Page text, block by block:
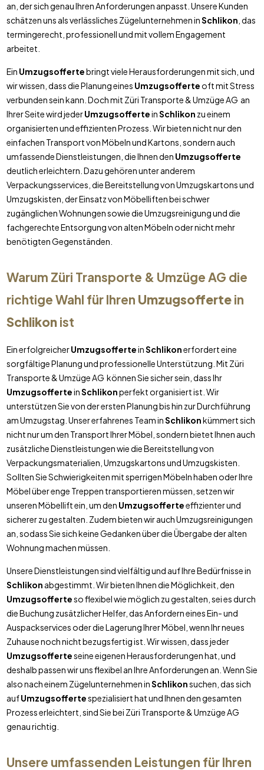
an, der sich genau Ihren Anforderungen anpasst. Unsere Kunden
schätzen uns als verlässliches Zügelunternehmen inSchlikon , das
termingerecht, professionell und mit vollem Engagement
arbeitet.
Ein Umzugsoffertebringt viele Herausforderungen mit sich, und
wir wissen, dass die Planung eines Umzugsofferteoft mit Stress
verbunden sein kann. Doch mit Züri Transporte & Umzüge AG an
Ihrer Seite wird jederUmzugsofferteinSchlikon zu einem
organisierten und effizienten Prozess. Wir bieten nicht nur den
einfachen Transport von Möbeln und Kartons, sondern auch
umfassende Dienstleistungen, die Ihnen den Umzugsofferte
deutlich erleichtern. Dazu gehören unter anderem
Verpackungsservices, die Bereitstellung von Umzugskartons und
Umzugskisten, der Einsatz von Möbelliften bei schwer
zugänglichen Wohnungen sowie die Umzugsreinigung und die
fachgerechte Entsorgung von alten Möbeln oder nicht mehr
benötigten Gegenständen.
Warum Züri Transporte & Umzüge AG die
richtige Wahl für Ihren Umzugsoffertein
Schlikonist
Ein erfolgreicherUmzugsofferteinSchlikonerfordert eine
sorgfältige Planung und professionelle Unterstützung. Mit Züri
Transporte & Umzüge AG können Sie sicher sein, dass Ihr
UmzugsofferteinSchlikonperfekt organisiert ist. Wir
unterstützen Sie von der ersten Planung bis hin zur Durchführung
am Umzugstag. Unser erfahrenes Team inSchlikonkümmert sich
nicht nur um den Transport Ihrer Möbel, sondern bietet Ihnen auch
zusätzliche Dienstleistungen wie die Bereitstellung von
Verpackungsmaterialien, Umzugskartons und Umzugskisten.
Sollten Sie Schwierigkeiten mit sperrigen Möbeln haben oder Ihre
Möbel über enge Treppen transportieren müssen, setzen wir
unseren Möbellift ein, um den Umzugsofferteeffizienter und
sicherer zu gestalten. Zudem bieten wir auch Umzugsreinigungen
an, sodass Sie sich keine Gedanken über die Übergabe der alten
Wohnung machen müssen.
Unsere Dienstleistungen sind vielfältig und auf Ihre Bedürfnisse in
Schlikon abgestimmt. Wir bieten Ihnen die Möglichkeit, den
Umzugsofferteso flexibel wie möglich zu gestalten, sei es durch
die Buchung zusätzlicher Helfer, das Anfordern eines Ein- und
Auspackservices oder die Lagerung Ihrer Möbel, wenn Ihr neues
Zuhause noch nicht bezugsfertig ist. Wir wissen, dass jeder
Umzugsofferteseine eigenen Herausforderungen hat, und
deshalb passen wir uns flexibel an Ihre Anforderungen an. Wenn Sie
also nach einem Zügelunternehmen inSchlikonsuchen, das sich
aufUmzugsoffertespezialisiert hat und Ihnen den gesamten
Prozess erleichtert, sind Sie bei Züri Transporte & Umzüge AG
genau richtig.
Unsere umfassenden Leistungen für Ihren